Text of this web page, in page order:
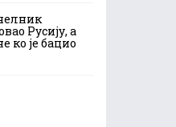
Русију, а
ко је бацио